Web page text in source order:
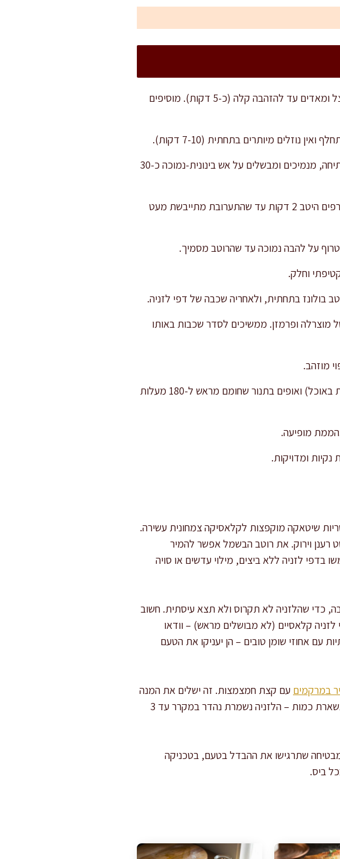
מתחילים בהכנת רוטב הבולונז: מחממים את שמן הזית בסיר רחב, מוסיפים את הבצל ומאדים עד להזהבה קלה (כ-5 דקות). מוסיפים
מיותרים בתחתית (7-10 דקות).
מוסיפים עגבניות מרוסקות, רסק עגבניות, מים רותחים, סוכר, תבלינים. מביאים לרתיחה, מנמיכים ומבשלים על אש בינונית-נמוכה כ-30
בינתיים מכינים את רוטב הבשמל: ממיסים חמאה בסיר קטן, מוסיפים את הקמח וטורפים היטב 2 דקות עד שהתערובת מתייבשת מעט
על להבה נמוכה עד שהרוטב מסמיך.
וחלק.
ופרמזן. ממשיכים לסדר שכבות באותו
מוזהב.
מכסים את התבנית בנייר אפייה ואז בנייר אלומיניום (כך שהאלומיניום לא ייגע ישירות באוכל) ואופים בתנור שחומם מראש ל-180 מעלות
שיטאקה מוקפצות לקלאסיקה צמחונית עשירה.
רענן וירוק. את רוטב הבשמל אפשר להמיר
בדפי לזניה ללא ביצים, מילוי עדשים או סויה
כדי שהלזניה לא תקרוס ולא תצא עיסתית. חשוב
קלאסיים (לא מבושלים מראש) – וודאו
עם אחוזי שומן טובים – הן יעניקו את הטעם
במרקמים עם קצת חמצמצות. זה ישלים את המנה
לימים קרירים. ואם נשארת כמות – הלזניה נשמרת נהדר במקרר עד 3
שתרגישו את ההבדל בטעם, בטכניקה
ביס.